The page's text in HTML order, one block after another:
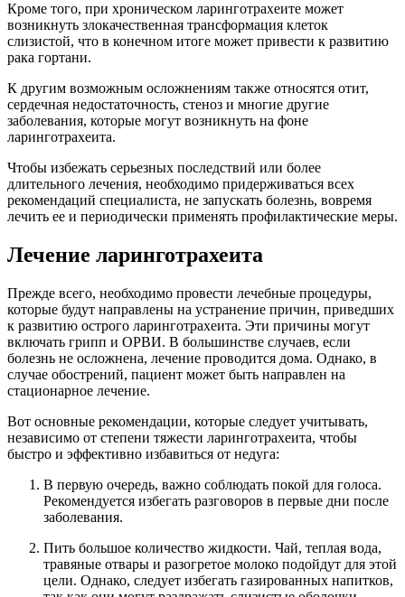
Кроме того, при хроническом ларинготрахеите может
возникнуть злокачественная трансформация клеток
слизистой, что в конечном итоге может привести к развитию
рака гортани.
К другим возможным осложнениям также относятся отит,
сердечная недостаточность, стеноз и многие другие
заболевания, которые могут возникнуть на фоне
ларинготрахеита.
Чтобы избежать серьезных последствий или более
длительного лечения, необходимо придерживаться всех
рекомендаций специалиста, не запускать болезнь, вовремя
лечить ее и периодически применять профилактические меры.
Лечение ларинготрахеита
Прежде всего, необходимо провести лечебные процедуры,
которые будут направлены на устранение причин, приведших
к развитию острого ларинготрахеита. Эти причины могут
включать грипп и ОРВИ. В большинстве случаев, если
болезнь не осложнена, лечение проводится дома. Однако, в
случае обострений, пациент может быть направлен на
стационарное лечение.
Вот основные рекомендации, которые следует учитывать,
независимо от степени тяжести ларинготрахеита, чтобы
быстро и эффективно избавиться от недуга:
В первую очередь, важно соблюдать покой для голоса.
Рекомендуется избегать разговоров в первые дни после
заболевания.
Пить большое количество жидкости. Чай, теплая вода,
травяные отвары и разогретое молоко подойдут для этой
цели. Однако, следует избегать газированных напитков,